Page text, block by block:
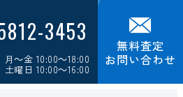
3453
月～金 10:00～18:00
土曜日 10:00～16:00
無料査定
お問い合わせ